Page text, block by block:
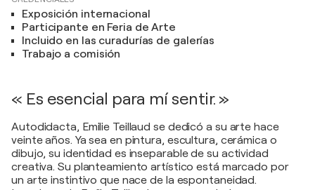
Exposición internacional
Participante en Feria de Arte
Incluido en las curadurías de galerías
Trabajo a comisión
« Es esencial para mí sentir. »
Autodidacta, Emilie Teillaud se dedicó a su arte hace
veinte años. Ya sea en pintura, escultura, cerámica o
dibujo, su identidad es inseparable de su actividad
creativa. Su planteamiento artístico está marcado por
un arte instintivo que nace de la espontaneidad.